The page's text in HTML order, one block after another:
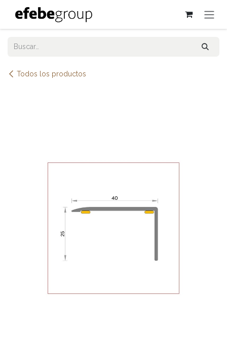
Ir al contenido
Todos los productos